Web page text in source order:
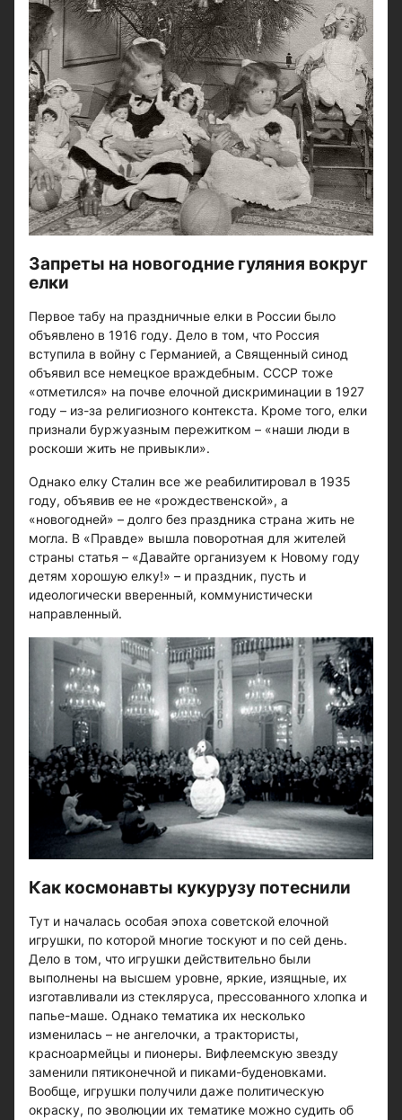
Запреты на новогодние гуляния вокруг
елки
Первое табу на праздничные елки в России было
объявлено в 1916 году. Дело в том, что Россия
вступила в войну с Германией, а Священный синод
объявил все немецкое враждебным. СССР тоже
«отметился» на почве елочной дискриминации в 1927
году – из-за религиозного контекста. Кроме того, елки
признали буржуазным пережитком – «наши люди в
роскоши жить не привыкли».
Однако елку Сталин все же реабилитировал в 1935
году, объявив ее не «рождественской», а
«новогодней» – долго без праздника страна жить не
могла. В «Правде» вышла поворотная для жителей
страны статья – «Давайте организуем к Новому году
детям хорошую елку!» – и праздник, пусть и
идеологически вверенный, коммунистически
направленный.
Как космонавты кукурузу потеснили
Тут и началась особая эпоха советской елочной
игрушки, по которой многие тоскуют и по сей день.
Дело в том, что игрушки действительно были
выполнены на высшем уровне, яркие, изящные, их
изготавливали из стекляруса, прессованного хлопка и
папье-маше. Однако тематика их несколько
изменилась – не ангелочки, а трактористы,
красноармейцы и пионеры. Вифлеемскую звезду
заменили пятиконечной и пиками-буденовками.
Вообще, игрушки получили даже политическую
окраску, по эволюции их тематике можно судить об